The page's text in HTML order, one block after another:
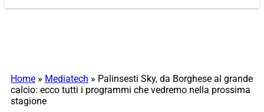
Home » Mediatech » Palinsesti Sky, da Borghese al grande
calcio: ecco tutti i programmi che vedremo nella prossima
stagione